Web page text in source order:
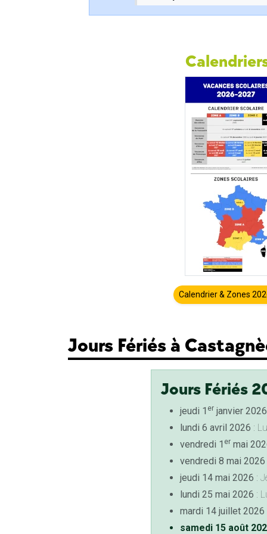
Calendrier & Zones
Jours Fériés à
Jours Fériés
jeudi 1 erjanvier 2026
lundi 6 avril 2026 :
vendredi 1 ermai
vendredi 8 mai 2026
jeudi 14 mai 2026 :
lundi 25 mai 2026 :
mardi 14 juillet 2026
samedi 15 août